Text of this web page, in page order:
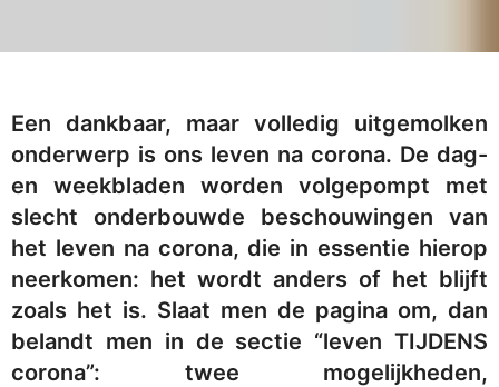
Een dankbaar, maar volledig uitgemolken
onderwerp is ons leven na corona. De dag-
en weekbladen worden volgepompt met
slecht onderbouwde beschouwingen van
het leven na corona, die in essentie hierop
neerkomen: het wordt anders of het blijft
zoals het is. Slaat men de pagina om, dan
belandt men in de sectie “leven TIJDENS
corona”: twee mogelijkheden,